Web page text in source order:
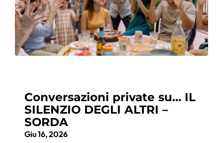
Conversazioni private su… IL
SILENZIO DEGLI ALTRI –
SORDA
Giu 16, 2026